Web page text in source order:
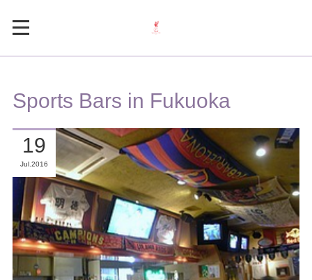
Sports Bars in Fukuoka
19
Jul 2016